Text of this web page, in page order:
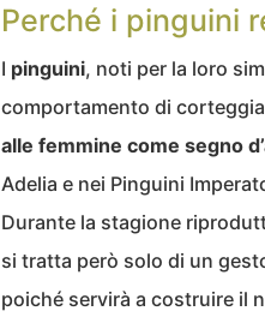
Perché i pinguini
I pinguini, noti per la loro
comportamento di
alle femmine come segno
Adelia e nei Pinguini
Durante la stagione
si tratta però solo di un
poiché servirà a costruire il